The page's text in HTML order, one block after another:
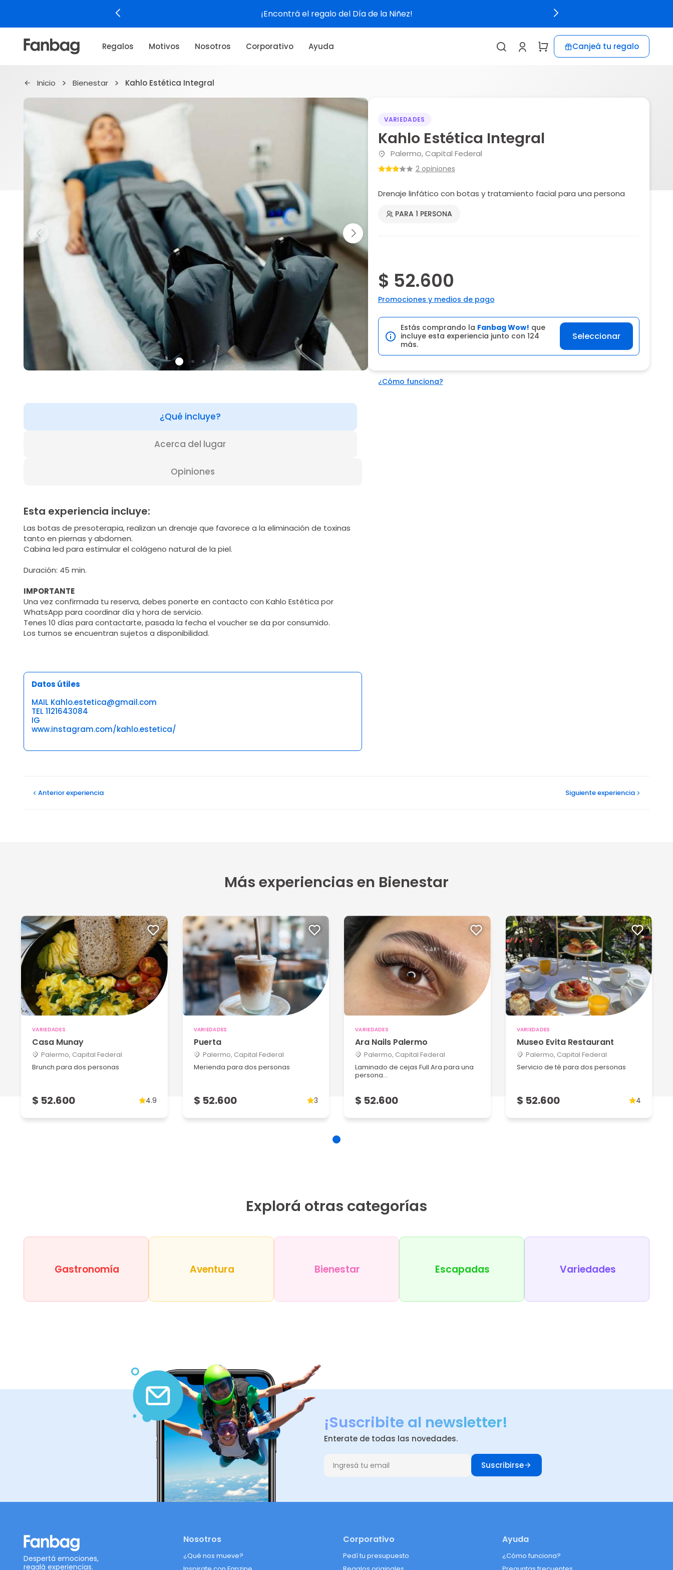
¡Encontrá el regalo del Día de la Niñez!
Regalos Motivos Nosotros Corporativo Ayuda Canjeá tu regalo
Inicio Bienestar Kahlo Estética Integral
VARIEDADES
Kahlo Estética Integral
Palermo, Capital Federal
2 opiniones
Drenaje linfático con botas y tratamiento facial para una persona
PARA 1 PERSONA
$ 52.600
Promociones y medios de pago
Estás comprando la Fanbag Wow! que
incluye esta experiencia junto con 124
más.
Seleccionar
¿Cómo funciona?
¿Qué incluye?
Acerca del lugar
Opiniones
Esta experiencia incluye:
Las botas de presoterapia, realizan un drenaje que favorece a la eliminación de toxinas
tanto en piernas y abdomen.
Cabina led para estimular el colágeno natural de la piel.
Duración: 45 min.
IMPORTANTE
Una vez confirmada tu reserva, debes ponerte en contacto con Kahlo Estética por
WhatsApp para coordinar día y hora de servicio.
Tenes 10 días para contactarte, pasada la fecha el voucher se da por consumido.
Los turnos se encuentran sujetos a disponibilidad.
Datos útiles
MAIL Kahlo.estetica@gmail.com
TEL 1121643084
IG
www.instagram.com/kahlo.estetica/
El lugar, limpio y relajante, pero el tratamiento de drenaje...
Anteriorexperiencia Siguienteexperiencia
Más experiencias en Bienestar
VARIEDADES
Casa Munay
Palermo, Capital Federal
Brunch para dos personas
$ 52.600 4.9
VARIEDADES
Puerta
Palermo, Capital Federal
Merienda para dos personas
$ 52.600 3
VARIEDADES
Ara Nails Palermo
Palermo, Capital Federal
Laminado de cejas Full Ara para una
persona...
$ 52.600
VARIEDADES
Museo Evita Restaurant
Palermo, Capital Federal
Servicio de té para dos personas
$ 52.600 4
Explorá otras categorías
Gastronomía Aventura Bienestar Escapadas Variedades
¡Suscribite al newsletter!
Enterate de todas las novedades.
Suscribirse
Despertá emociones,
regalá experiencias.
Nosotros
¿Qué nos mueve?
Corporativo
Pedí tu presupuesto
Ayuda
¿Cómo funciona?